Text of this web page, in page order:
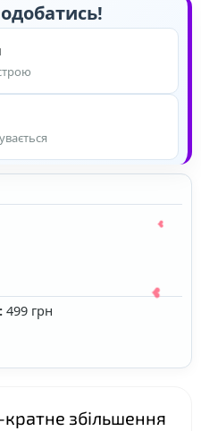
499 грн
збільшення
❤